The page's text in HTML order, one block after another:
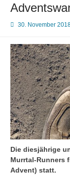
30. November
Die diesjährige
Murrtal-Runners
Advent) statt.